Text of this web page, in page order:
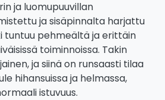
ja luomupuuvillan
ja sisäpinnalta harjattu
tuntuu pehmeältä ja erittäin
toiminnoissa. Takin
ja siinä on runsaasti tilaa
hihansuissa ja helmassa,
istuvuus.